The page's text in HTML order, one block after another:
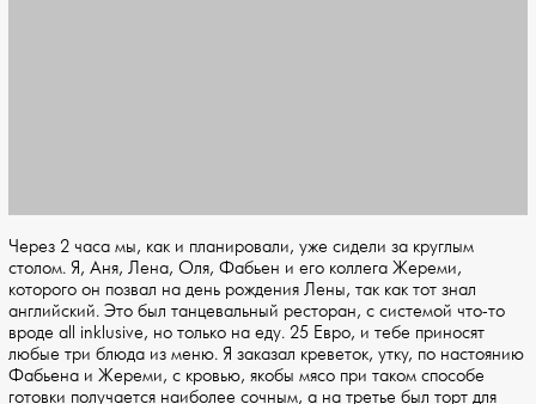
Через 2 часа мы, как и планировали, уже сидели за круглым
столом. Я, Аня, Лена, Оля, Фабьен и его коллега Жереми,
которого он позвал на день рождения Лены, так как тот знал
английский. Это был танцевальный ресторан, с системой что-то
вроде all inklusive, но только на еду. 25 Евро, и тебе приносят
любые три блюда из меню. Я заказал креветок, утку, по настоянию
Фабьена и Жереми, с кровью, якобы мясо при таком способе
готовки получается наиболее сочным, а на третье был торт для